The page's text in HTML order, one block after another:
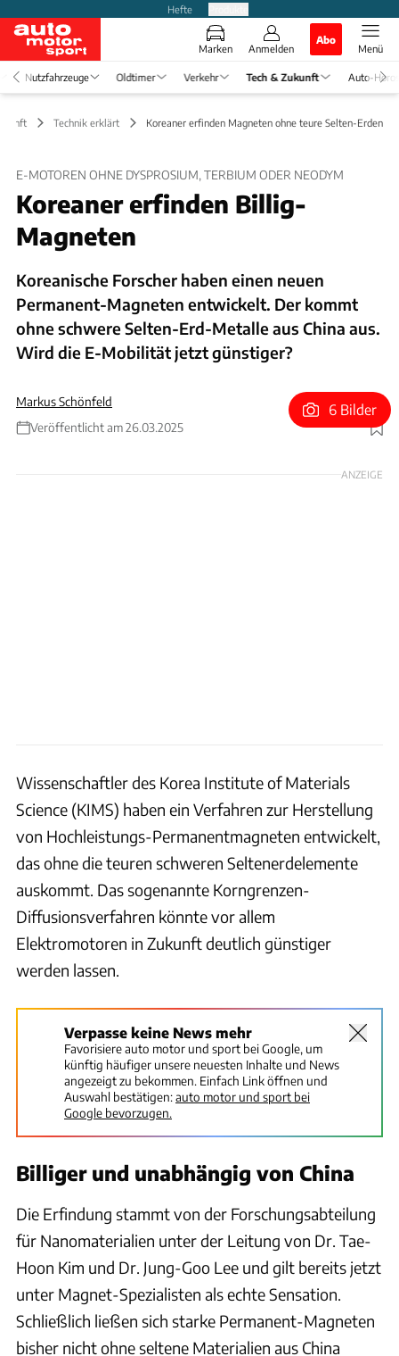
Hefte
Marken Anmelden
Abo
Menü
Nutzfahrzeuge Oldtimer Verkehr Tech & Zukunft Auto-
Technik erklärt Koreaner erfinden Magneten ohne teure Selten-Erden
E-MOTOREN OHNE DYSPROSIUM, TERBIUM ODER NEODYM
Koreaner erfinden Billig-
Magneten
Koreanische Forscher haben einen neuen
Permanent-Magneten entwickelt. Der kommt
ohne schwere Selten-Erd-Metalle aus China aus.
Wird die E-Mobilität jetzt günstiger?
Markus Schönfeld
Veröffentlicht am 26.03.2025
Foto: Fa. Oelcheck, Graf
6 Bilder
ANZEIGE
Wissenschaftler des Korea Institute of Materials
Science (KIMS) haben ein Verfahren zur Herstellung
von Hochleistungs-Permanentmagneten entwickelt,
das ohne die teuren schweren Seltenerdelemente
auskommt. Das sogenannte Korngrenzen-
Diffusionsverfahren könnte vor allem
Elektromotoren in Zukunft deutlich günstiger
werden lassen.
Verpasse keine News mehr
Favorisiere auto motor und sport bei Google, um
künftig häufiger unsere neuesten Inhalte und News
angezeigt zu bekommen. Einfach Link öffnen und
Auswahl bestätigen:auto motor und sport bei
Google bevorzugen.
Billiger und unabhängig von China
Die Erfindung stammt von der Forschungsabteilung
für Nanomaterialien unter der Leitung von Dr. Tae-
Hoon Kim und Dr. Jung-Goo Lee und gilt bereits jetzt
unter Magnet-Spezialisten als echte Sensation.
Schließlich ließen sich starke Permanent-Magneten
bisher nicht ohne seltene Materialien aus China